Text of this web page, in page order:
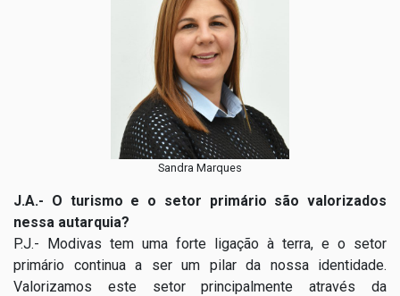
Sandra Marques
J.A.- O turismo e o setor primário são valorizados
nessa autarquia?
P.J.- Modivas tem uma forte ligação à terra, e o setor
primário continua a ser um pilar da nossa identidade.
Valorizamos este setor principalmente através da